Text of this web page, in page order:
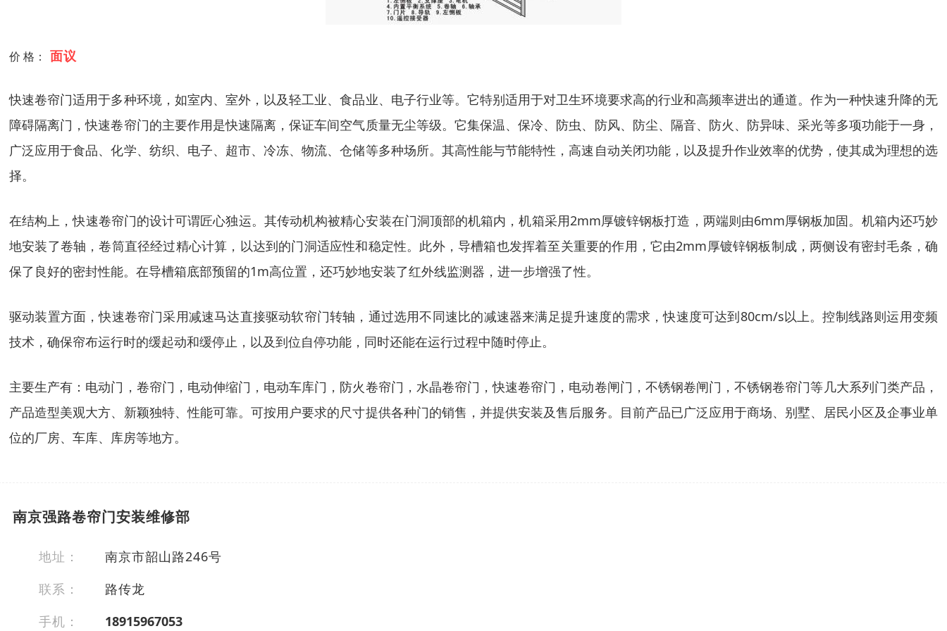
价 格： 面议
快速卷帘门适用于多种环境，如室内、室外，以及轻工业、食品业、电子行业等。它特别适用于对卫生环境要求高的行业和高频率进出的通道。作为一种快速升降的无
障碍隔离门，快速卷帘门的主要作用是快速隔离，保证车间空气质量无尘等级。它集保温、保冷、防虫、防风、防尘、隔音、防火、防异味、采光等多项功能于一身，
广泛应用于食品、化学、纺织、电子、超市、冷冻、物流、仓储等多种场所。其高性能与节能特性，高速自动关闭功能，以及提升作业效率的优势，使其成为理想的选
择。
在结构上，快速卷帘门的设计可谓匠心独运。其传动机构被精心安装在门洞顶部的机箱内，机箱采用2mm厚镀锌钢板打造，两端则由6mm厚钢板加固。机箱内还巧妙
地安装了卷轴，卷筒直径经过精心计算，以达到的门洞适应性和稳定性。此外，导槽箱也发挥着至关重要的作用，它由2mm厚镀锌钢板制成，两侧设有密封毛条，确
保了良好的密封性能。在导槽箱底部预留的1m高位置，还巧妙地安装了红外线监测器，进一步增强了性。
驱动装置方面，快速卷帘门采用减速马达直接驱动软帘门转轴，通过选用不同速比的减速器来满足提升速度的需求，快速度可达到80cm/s以上。控制线路则运用变频
技术，确保帘布运行时的缓起动和缓停止，以及到位自停功能，同时还能在运行过程中随时停止。
主要生产有：电动门，卷帘门，电动伸缩门，电动车库门，防火卷帘门，水晶卷帘门，快速卷帘门，电动卷闸门，不锈钢卷闸门，不锈钢卷帘门等几大系列门类产品，
产品造型美观大方、新颖独特、性能可靠。可按用户要求的尺寸提供各种门的销售，并提供安装及售后服务。目前产品已广泛应用于商场、别墅、居民小区及企事业单
位的厂房、车库、库房等地方。
南京强路卷帘门安装维修部
地址：
南京市韶山路246号
联系：
路传龙
手机：
18915967053